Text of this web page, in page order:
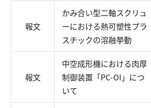
報文
かみ合い型二軸スクリュ
ーにおける熱可塑性プラ
スチックの溶融挙動
報文
中空成形機における肉厚
制御装置「PC-OI」につ
いて